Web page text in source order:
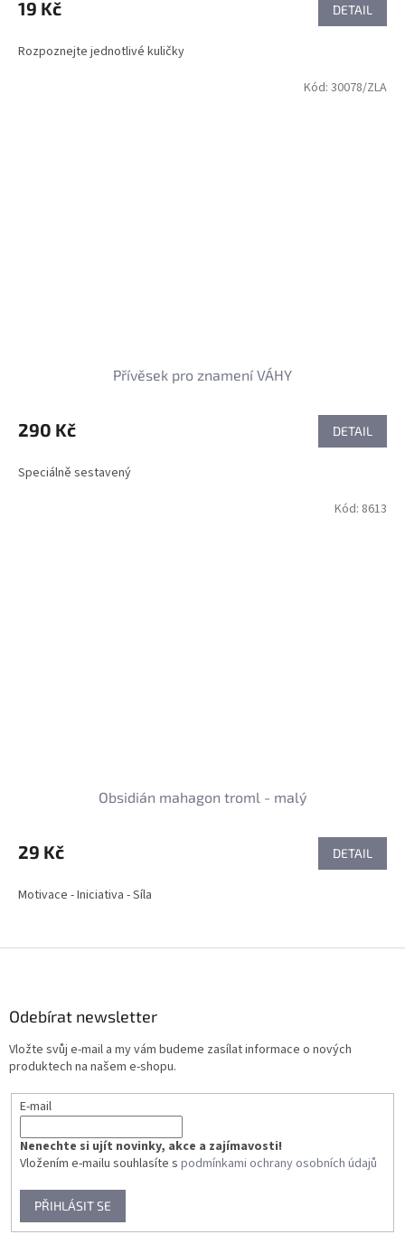
19 Kč DETAIL
Rozpoznejte jednotlivé kuličky
Přívěsek pro znamení VÁHY
290 Kč DETAIL
Speciálně sestavený
Kód: 30078/ZLA
Obsidián mahagon troml - malý
29 Kč DETAIL
Motivace - Iniciativa - Síla
Kód: 8613
Odebírat newsletter
Vložte svůj e-mail a my vám budeme zasílat informace o nových
produktech na našem e-shopu.
E-mail
Nenechte si ujít novinky, akce a zajímavosti!
Vložením e-mailu souhlasíte s podmínkami ochrany osobních údajů
PŘIHLÁSIT SE